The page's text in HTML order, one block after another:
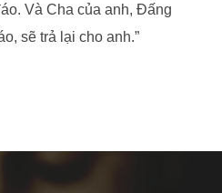
Và Cha của anh, Đấng
sẽ trả lại cho anh.”